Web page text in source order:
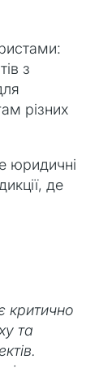
з
різних
юридичні
де
критично
та